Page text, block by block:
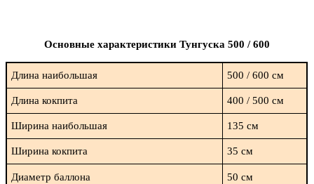
Основные характеристики Тунгуска 500 / 600
Длина наибольшая 500 / 600 см
Длина кокпита 400 / 500 см
Ширина наибольшая 135 см
Ширина кокпита 35 см
Диаметр баллона 50 см